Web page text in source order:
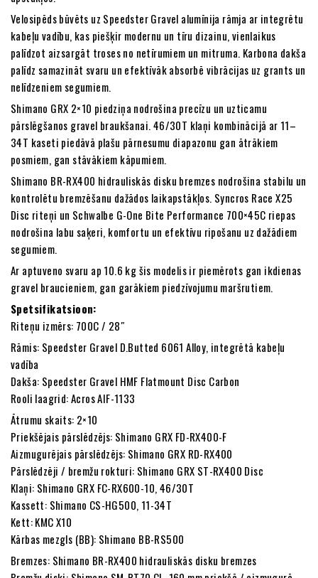
Velosipēds būvēts uz Speedster Gravel alumīnija rāmja ar integrētu
kabeļu vadību, kas piešķir modernu un tīru dizainu, vienlaikus
palīdzot aizsargāt troses no netīrumiem un mitruma. Karbona dakša
palīdz samazināt svaru un efektīvāk absorbē vibrācijas uz grants un
nelīdzeniem segumiem.
Shimano GRX 2×10 piedziņa nodrošina precīzu un uzticamu
pārslēgšanos gravel braukšanai. 46/30T klaņi kombinācijā ar 11–
34T kaseti piedāvā plašu pārnesumu diapazonu gan ātrākiem
posmiem, gan stāvākiem kāpumiem.
Shimano BR-RX400 hidrauliskās disku bremzes nodrošina stabilu un
kontrolētu bremzēšanu dažādos laikapstākļos. Syncros Race X25
Disc riteņi un Schwalbe G-One Bite Performance 700×45C riepas
nodrošina labu saķeri, komfortu un efektīvu ripošanu uz dažādiem
segumiem.
Ar aptuveno svaru ap 10.6 kg šis modelis ir piemērots gan ikdienas
gravel braucieniem, gan garākiem piedzīvojumu maršrutiem.
Spetsifikatsioon:
Riteņu izmērs: 700C / 28″
Rāmis: Speedster Gravel D.Butted 6061 Alloy, integrētā kabeļu
vadība
Dakša: Speedster Gravel HMF Flatmount Disc Carbon
Rooli laagrid: Acros AIF-1133
Ātrumu skaits: 2×10
Priekšējais pārslēdzējs: Shimano GRX FD-RX400-F
Aizmugurējais pārslēdzējs: Shimano GRX RD-RX400
Pārslēdzēji / bremžu rokturi: Shimano GRX ST-RX400 Disc
Klaņi: Shimano GRX FC-RX600-10, 46/30T
Kassett: Shimano CS-HG500, 11-34T
Kett: KMC X10
Kārbas mezgls (BB): Shimano BB-RS500
Bremzes: Shimano BR-RX400 hidrauliskās disku bremzes